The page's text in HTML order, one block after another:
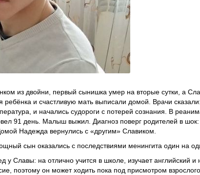
из двойни, первый сынишка умер на вторые сутки, а
и счастливую мать выписали домой. Врачи сказали:
и начались судороги с потерей сознания. В
91 день. Малыш выжил. Диагноз поверг родителей в шок:
Надежда вернулись с «другим» Славиком.
сын оказались с последствиями менингита один на
у Славы: на отлично учится в школе, изучает английский и
поэтому он может ходить пока под присмотром